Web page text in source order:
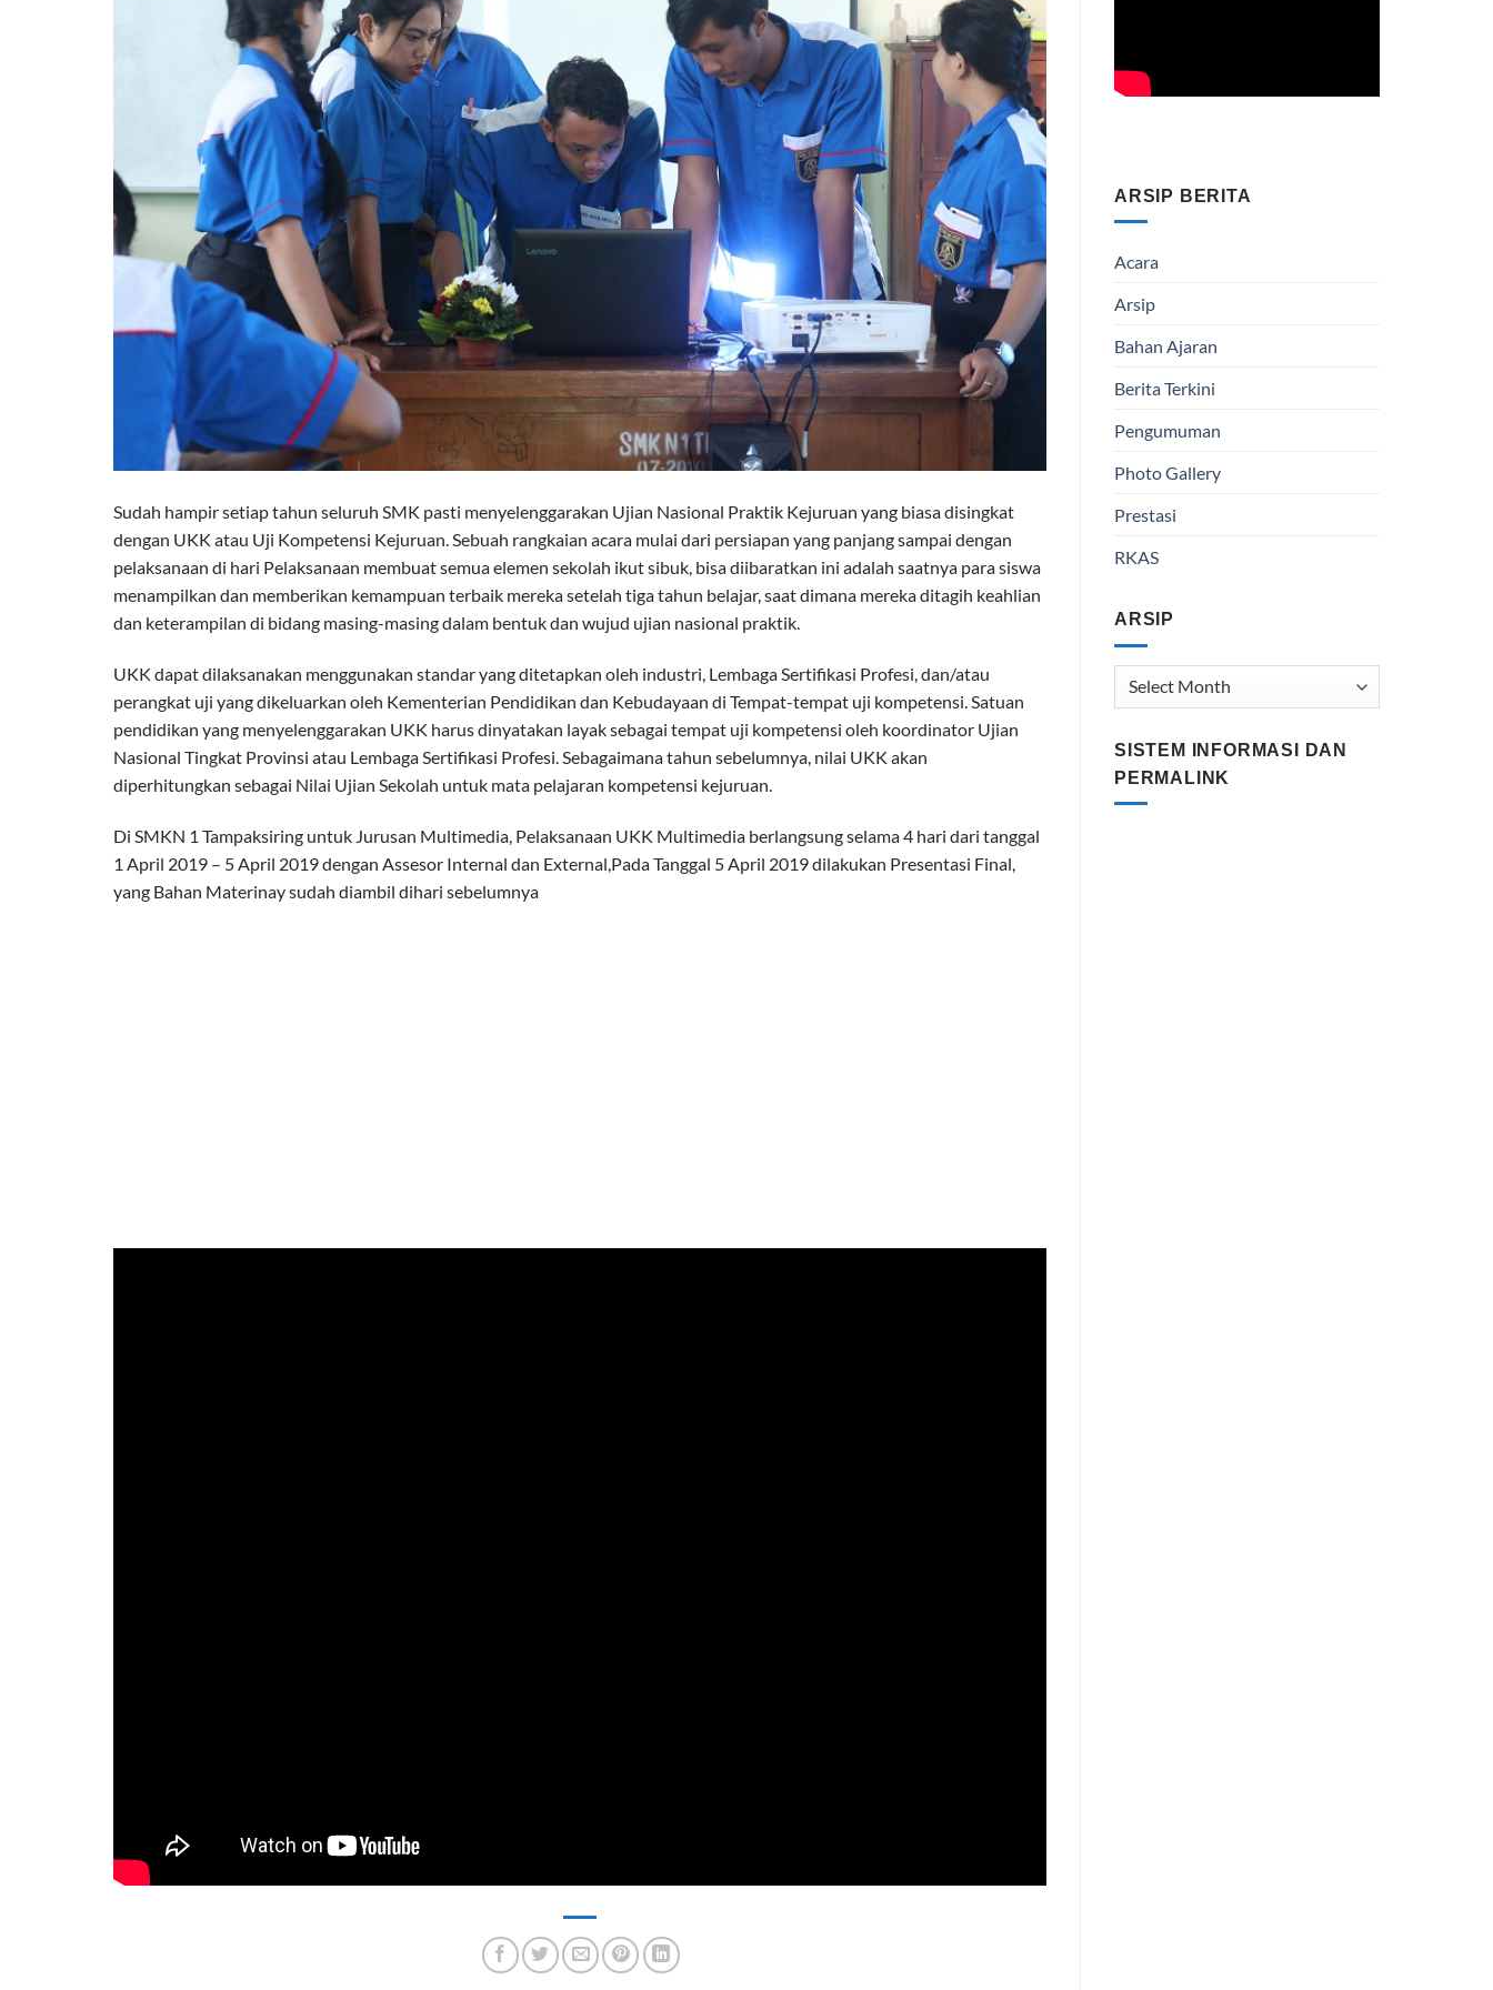
Sudah hampir setiap tahun seluruh SMK pasti menyelenggarakan Ujian Nasional Praktik Kejuruan yang biasa disingkat
dengan UKK atau Uji Kompetensi Kejuruan. Sebuah rangkaian acara mulai dari persiapan yang panjang sampai dengan
pelaksanaan di hari Pelaksanaan membuat semua elemen sekolah ikut sibuk, bisa diibaratkan ini adalah saatnya para siswa
menampilkan dan memberikan kemampuan terbaik mereka setelah tiga tahun belajar, saat dimana mereka ditagih keahlian
dan keterampilan di bidang masing-masing dalam bentuk dan wujud ujian nasional praktik.
UKK dapat dilaksanakan menggunakan standar yang ditetapkan oleh industri, Lembaga Sertifikasi Profesi, dan/atau
perangkat uji yang dikeluarkan oleh Kementerian Pendidikan dan Kebudayaan di Tempat-tempat uji kompetensi. Satuan
pendidikan yang menyelenggarakan UKK harus dinyatakan layak sebagai tempat uji kompetensi oleh koordinator Ujian
Nasional Tingkat Provinsi atau Lembaga Sertifikasi Profesi. Sebagaimana tahun sebelumnya, nilai UKK akan
diperhitungkan sebagai Nilai Ujian Sekolah untuk mata pelajaran kompetensi kejuruan.
Di SMKN 1 Tampaksiring untuk Jurusan Multimedia, Pelaksanaan UKK Multimedia berlangsung selama 4 hari dari tanggal
1 April 2019 – 5 April 2019 dengan Assesor Internal dan External,Pada Tanggal 5 April 2019 dilakukan Presentasi Final,
yang Bahan Materinay sudah diambil dihari sebelumnya
ARSIP BERITA
Acara
Arsip
Bahan Ajaran
Berita Terkini
Pengumuman
Photo Gallery
Prestasi
RKAS
ARSIP
SISTEM INFORMASI DAN
PERMALINK